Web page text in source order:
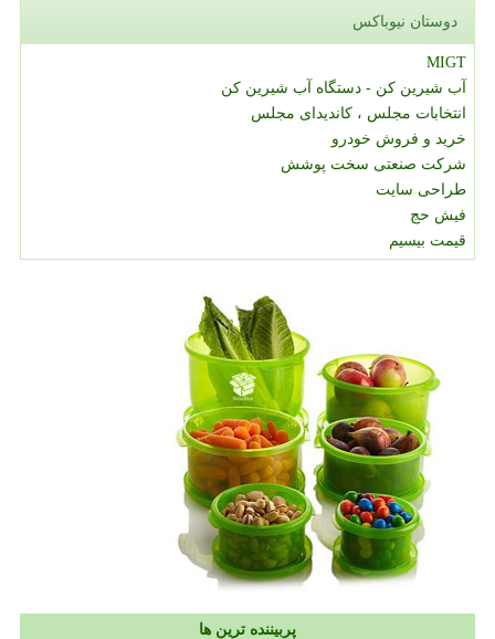
دوستان نیوباکس
MIGT
آب شیرین کن - دستگاه آب شیرین کن
انتخابات مجلس ، کاندیدای مجلس
خرید و فروش خودرو
شرکت صنعتی سخت پوشش
طراحی سایت
فیش حج
قیمت بیسیم
پربیننده ترین ها